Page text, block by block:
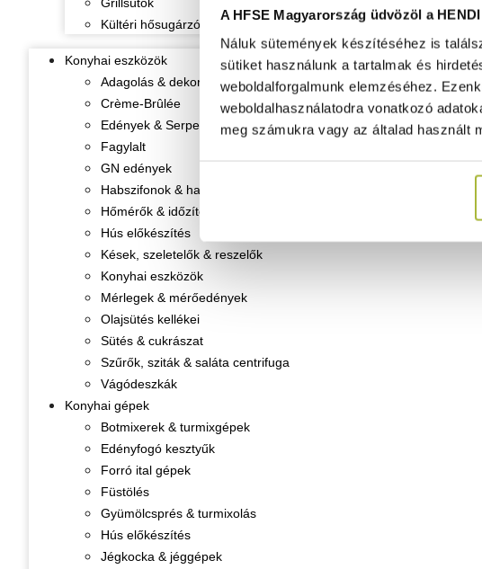
A HFSE Magyarország üdvözöl a
Náluk sütemények készítéséhez is
sütiket használunk a tartalmak és
weboldalforgalmunk elemzéséhez.
weboldalhasználatodra vonatkozó
meg számukra vagy az általad használt
Kültéri hősugárzók
Konyhai eszközök
Adagolás & dekorálás
Crème-Brûlée
Edények & Serpenyők
Fagylalt
GN edények
Habszifonok & habpatronok
Hőmérők & időzítők
Hús előkészítés
Kések, szeletelők & reszelők
Konyhai eszközök
Mérlegek & mérőedények
Olajsütés kellékei
Sütés & cukrászat
Szűrők, sziták & saláta centrifuga
Vágódeszkák
Konyhai gépek
Botmixerek & turmixgépek
Edényfogó kesztyűk
Forró ital gépek
Füstölés
Gyümölcsprés & turmixolás
Hús előkészítés
Jégkocka & jéggépek